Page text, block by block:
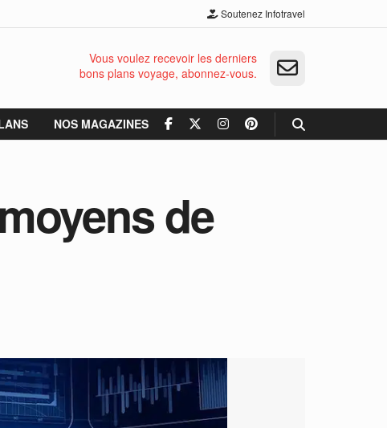
Soutenez Infotravel
Vous voulez recevoir les derniers
bons plans voyage, abonnez-vous.
NOS MAGAZINES
de